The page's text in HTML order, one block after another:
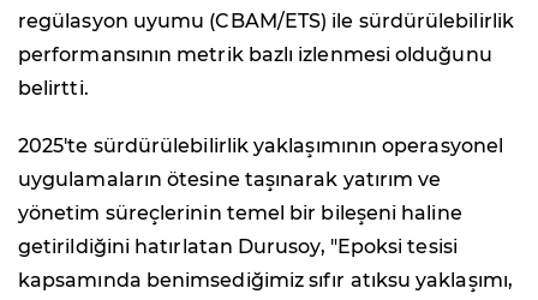
regülasyon uyumu (CBAM/ETS) ile sürdürülebilirlik
performansının metrik bazlı izlenmesi olduğunu
belirtti.
2025'te sürdürülebilirlik yaklaşımının operasyonel
uygulamaların ötesine taşınarak yatırım ve
yönetim süreçlerinin temel bir bileşeni haline
getirildiğini hatırlatan Durusoy, "Epoksi tesisi
kapsamında benimsediğimiz sıfır atıksu yaklaşımı,